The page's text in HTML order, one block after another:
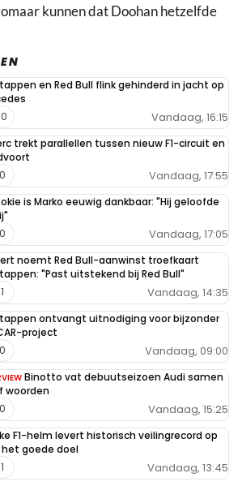
kunnen dat Doohan hetzelfde
en Red Bull flink gehinderd in jacht op
Vandaag, 16:15
trekt parallellen tussen nieuw F1-circuit en
Vandaag, 17:55
0
is Marko eeuwig dankbaar: "Hij geloofde
Vandaag, 17:05
0
noemt Red Bull-aanwinst troefkaart
"Past uitstekend bij Red Bull"
Vandaag, 14:35
1
ontvangt uitnodiging voor bijzonder
project
Vandaag, 09:00
0
Binotto vat debuutseizoen Audi samen
woorden
Vandaag, 15:25
0
F1-helm levert historisch veilingrecord op
het goede doel
Vandaag, 13:45
1